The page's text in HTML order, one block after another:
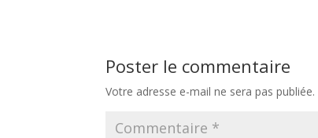
Poster le commentaire
Votre adresse e-mail ne sera pas publiée.